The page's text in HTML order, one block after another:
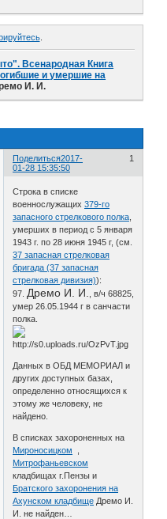
.
Всенародная Книга
и умершие на
И. И.
Поделиться 1
2017-
01-28 15:35:50
Строка в списке
военнослужащих379-го
запасного стрелкового полка
умерших в период с 5 января
1943 г. по 28 июня 1945 г, (см.
37 запасная стрелковая
бригада (37 запасная
стрелковая дивизия)):
97. Дремо И. И.
, в/ч 68825,
умер 26.05.1944 г в санчасти
полка.
Данных в ОБД МЕМОРИАЛ и
других доступных базах,
определенно относящихся к
этому же человеку, не
найдено.
В списках захороненных на
Мироносицком
Митрофаньевском
кладбищах г.Пензы и
Братского захоронения на
Ахунском кладбище Дремо И.
И. не найден…